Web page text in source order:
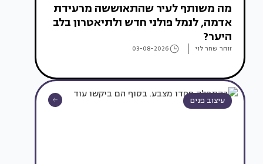
מה משותף לעיר שהתאוששה מרעידת
אדמה, לנמל פולני חדש ולתיאטרון בלב
היער?
זוהר שחר לוי 03-08-2026
עיצוב פנים